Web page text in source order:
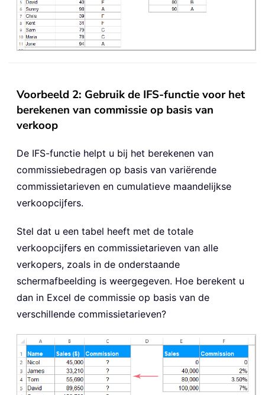
Voorbeeld 2: Gebruik de IFS-functie voor het
berekenen van commissie op basis van
verkoop
De IFS-functie helpt u bij het berekenen van
commissiebedragen op basis van variërende
commissietarieven en cumulatieve maandelijkse
verkoopcijfers.
Stel dat u een tabel heeft met de totale
verkoopcijfers en commissietarieven van alle
verkopers, zoals in de onderstaande
schermafbeelding is weergegeven. Hoe berekent u
dan in Excel de commissie op basis van de
verschillende commissietarieven?